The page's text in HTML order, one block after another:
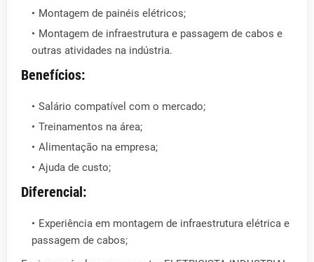
Montagem de painéis elétricos;
Montagem de infraestrutura e passagem de cabos e
outras atividades na indústria.
Benefícios:
Salário compatível com o mercado;
Treinamentos na área;
Alimentação na empresa;
Ajuda de custo;
Diferencial:
Experiência em montagem de infraestrutura elétrica e
passagem de cabos;